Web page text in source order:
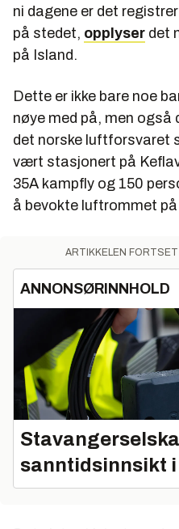
ni dagene er det
på stedet, opplyser det
på Island.
Dette er ikke bare noe
nøye med på, men også
det norske luftforsvaret
vært stasjonert på
35A kampfly og 150
å bevokte luftrommet
ARTIKKELEN
ANNONSØRINNHOLD
sanntidsinnsikt